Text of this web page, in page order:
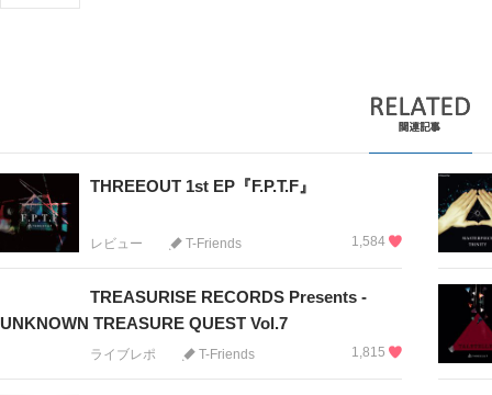
THREEOUT 1st EP『F.P.T.F』
レビュー T-Friends 1,584
TREASURISE RECORDS Presents -
UNKNOWN TREASURE QUEST Vol.7
ライブレポ T-Friends 1,815